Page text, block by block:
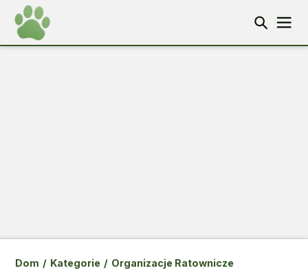
Dom / Kategorie / Organizacje Ratownicze